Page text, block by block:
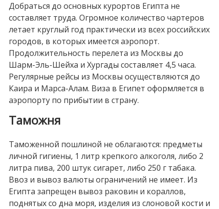
Добраться до основных курортов Египта не
составляет труда. Огромное количество чартеров
летает круглый год практически из всех российских
городов, в которых имеется аэропорт.
Продолжительность перелета из Москвы до
Шарм-Эль-Шейха и Хургады составляет 4,5 часа.
Регулярные рейсы из Москвы осуществляются до
Каира и Марса-Алам. Виза в Египет оформляется в
аэропорту по прибытии в страну.
Таможня
Таможенной пошлиной не облагаются: предметы
личной гигиены, 1 литр крепкого алкоголя, либо 2
литра пива, 200 штук сигарет, либо 250 г табака.
Ввоз и вывоз валюты ограничений не имеет. Из
Египта запрещен вывоз раковин и кораллов,
поднятых со дна моря, изделия из слоновой кости и